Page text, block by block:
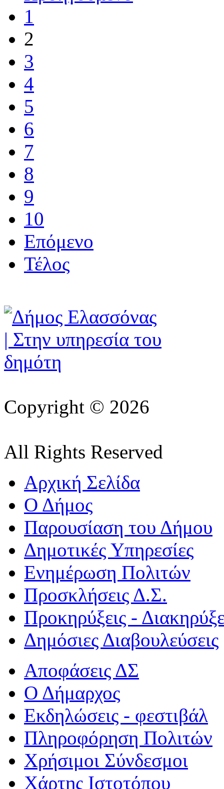
1
2
3
4
5
6
7
8
9
10
Επόμενο
Τέλος
Copyright © 2026
All Rights Reserved
Αρχική Σελίδα
Ο Δήμος
Παρουσίαση του Δήμου
Δημοτικές Υπηρεσίες
Ενημέρωση Πολιτών
Προσκλήσεις Δ.Σ.
Προκηρύξεις -
Δημόσιες Διαβουλεύσεις
Αποφάσεις ΔΣ
Ο Δήμαρχος
Εκδηλώσεις - φεστιβάλ
Πληροφόρηση Πολιτών
Χρήσιμοι Σύνδεσμοι
Χάρτης Ιστοτόπου